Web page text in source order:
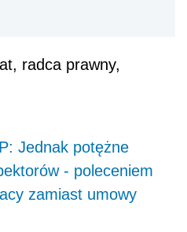
radca prawny,
Jednak potężne
- poleceniem
zamiast umowy